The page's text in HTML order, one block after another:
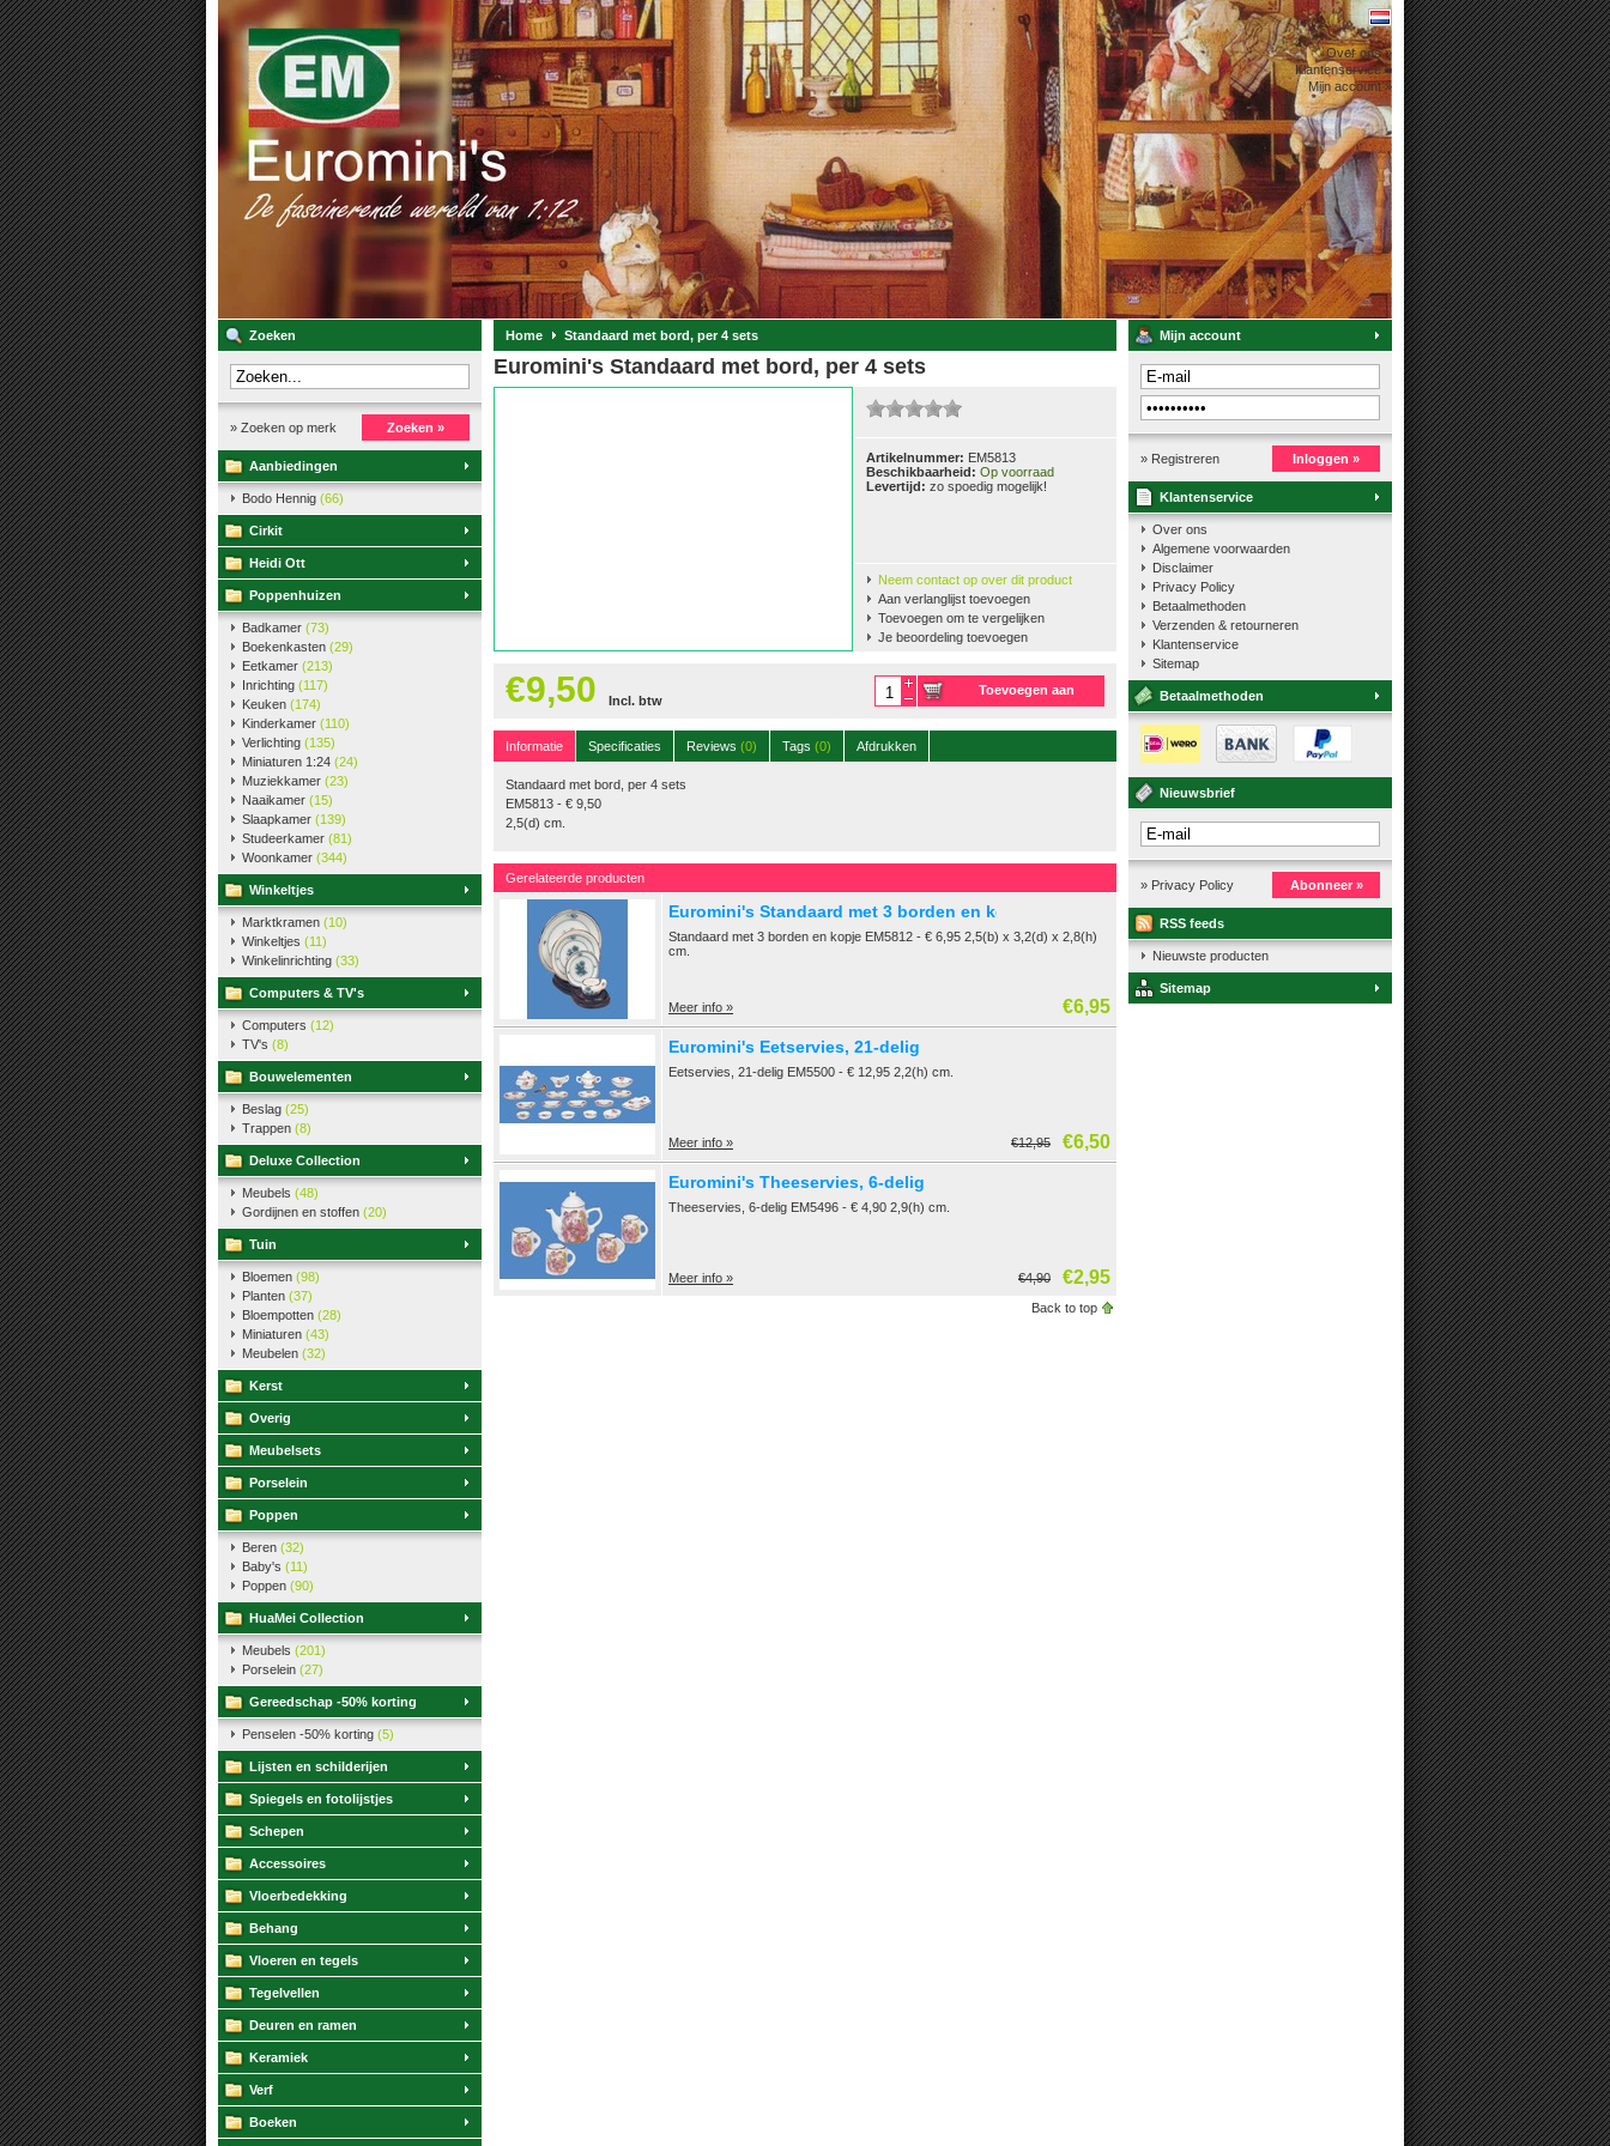
Over ons »
Klantenservice »
Mijn account »
Zoeken
» Zoeken op merk Zoeken »
Aanbiedingen
Bodo Hennig (66)
Cirkit
Heidi Ott
Poppenhuizen
Badkamer (73)
Boekenkasten (29)
Eetkamer (213)
Inrichting (117)
Keuken (174)
Kinderkamer (110)
Verlichting (135)
Miniaturen 1:24 (24)
Muziekkamer (23)
Naaikamer (15)
Slaapkamer (139)
Studeerkamer (81)
Woonkamer (344)
Winkeltjes
Marktkramen (10)
Winkeltjes (11)
Winkelinrichting (33)
Computers & TV's
Computers (12)
TV's (8)
Bouwelementen
Beslag (25)
Trappen (8)
Deluxe Collection
Meubels (48)
Gordijnen en stoffen (20)
Tuin
Bloemen (98)
Planten (37)
Bloempotten (28)
Miniaturen (43)
Meubelen (32)
Kerst
Overig
Meubelsets
Porselein
Poppen
Beren (32)
Baby's (11)
Poppen (90)
HuaMei Collection
Meubels (201)
Porselein (27)
Gereedschap -50% korting
Penselen -50% korting (5)
Lijsten en schilderijen
Spiegels en fotolijstjes
Schepen
Accessoires
Vloerbedekking
Behang
Vloeren en tegels
Tegelvellen
Deuren en ramen
Keramiek
Verf
Boeken
Home Standaard met bord, per 4 sets
Euromini's Standaard met bord, per 4 sets
Artikelnummer: EM5813
Beschikbaarheid: Op voorraad
Levertijd: zo spoedig mogelijk!
Neem contact op over dit product
Aan verlanglijst toevoegen
Toevoegen om te vergelijken
Je beoordeling toevoegen
€9,50 Incl. btw
Toevoegen aan
Informatie
Specificaties Reviews (0) Tags (0) Afdrukken
Standaard met bord, per 4 sets
EM5813 - € 9,50
2,5(d) cm.
Gerelateerde producten
Euromini's Standaard met 3 borden en kopje
Standaard met 3 borden en kopje EM5812 - € 6,95 2,5(b) x 3,2(d) x 2,8(h)
cm.
Meer info » €6,95
Euromini's Eetservies, 21-delig
Eetservies, 21-delig EM5500 - € 12,95 2,2(h) cm.
Meer info » €6,50
€12,95
Euromini's Theeservies, 6-delig
Theeservies, 6-delig EM5496 - € 4,90 2,9(h) cm.
Meer info » €2,95
€4,90
Back to top
Mijn account
» Registreren Inloggen »
Klantenservice
Over ons
Algemene voorwaarden
Disclaimer
Privacy Policy
Betaalmethoden
Verzenden & retourneren
Klantenservice
Sitemap
Betaalmethoden
Nieuwsbrief
» Privacy Policy Abonneer »
RSS feeds
Nieuwste producten
Sitemap